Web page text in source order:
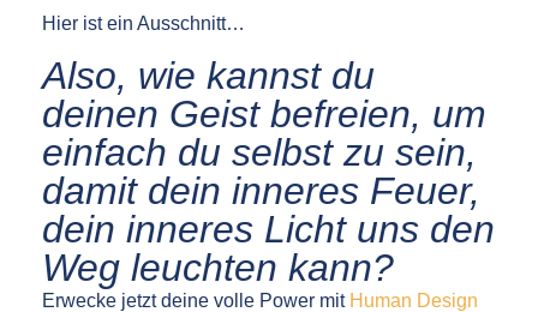
Hier ist ein Ausschnitt…
Also, wie kannst du
deinen Geist befreien, um
einfach du selbst zu sein,
damit dein inneres Feuer,
dein inneres Licht uns den
Weg leuchten kann?
Erwecke jetzt deine volle Power mit Human Design